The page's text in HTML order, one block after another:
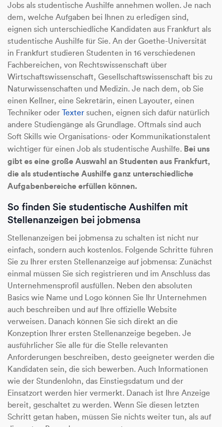
Jobs als studentische Aushilfe annehmen wollen. Je nach
dem, welche Aufgaben bei Ihnen zu erledigen sind,
eignen sich unterschiedliche Kandidaten aus Frankfurt als
studentische Aushilfe für Sie. An der Goethe-Universität
in Frankfurt studieren Studenten in 16 verschiedenen
Fachbereichen, von Rechtswissenschaft über
Wirtschaftswissenschaft, Gesellschaftswissenschaft bis zu
Naturwissenschaften und Medizin. Je nach dem, ob Sie
einen Kellner, eine Sekretärin, einen Layouter, einen
Techniker oder Texter suchen, eignen sich dafür natürlich
andere Studiengänge als Grundlage. Oftmals sind auch
Soft Skills wie Organisations- oder Kommunikationstalent
wichtiger für einen Job als studentische Aushilfe. Bei uns
gibt es eine große Auswahl an Studenten aus Frankfurt,
die als studentische Aushilfe ganz unterschiedliche
Aufgabenbereiche erfüllen können.
So finden Sie studentische Aushilfen mit
Stellenanzeigen bei jobmensa
Stellenanzeigen bei jobmensa zu schalten ist nicht nur
einfach, sondern auch kostenlos. Folgende Schritte führen
Sie zu Ihrer ersten Stellenanzeige auf jobmensa: Zunächst
einmal müssen Sie sich registrieren und im Anschluss das
Unternehmensprofil ausfüllen. Neben den absoluten
Basics wie Name und Logo können Sie Ihr Unternehmen
auch beschreiben und auf Ihre offizielle Website
verweisen. Danach können Sie sich direkt an die
Konzeption Ihrer ersten Stellenanzeige begeben. Je
ausführlicher Sie alle für die Stelle relevanten
Anforderungen beschreiben, desto geeigneter werden die
Kandidaten sein, die sich bewerben. Auch Informationen
wie der Stundenlohn, das Einstiegsdatum und der
Einsatzort werden hier vermerkt. Danach ist Ihre Anzeige
bereit, geschaltet zu werden. Wenn Sie diesen letzten
Schritt getan haben, müssen Sie nichts weiter tun, als auf